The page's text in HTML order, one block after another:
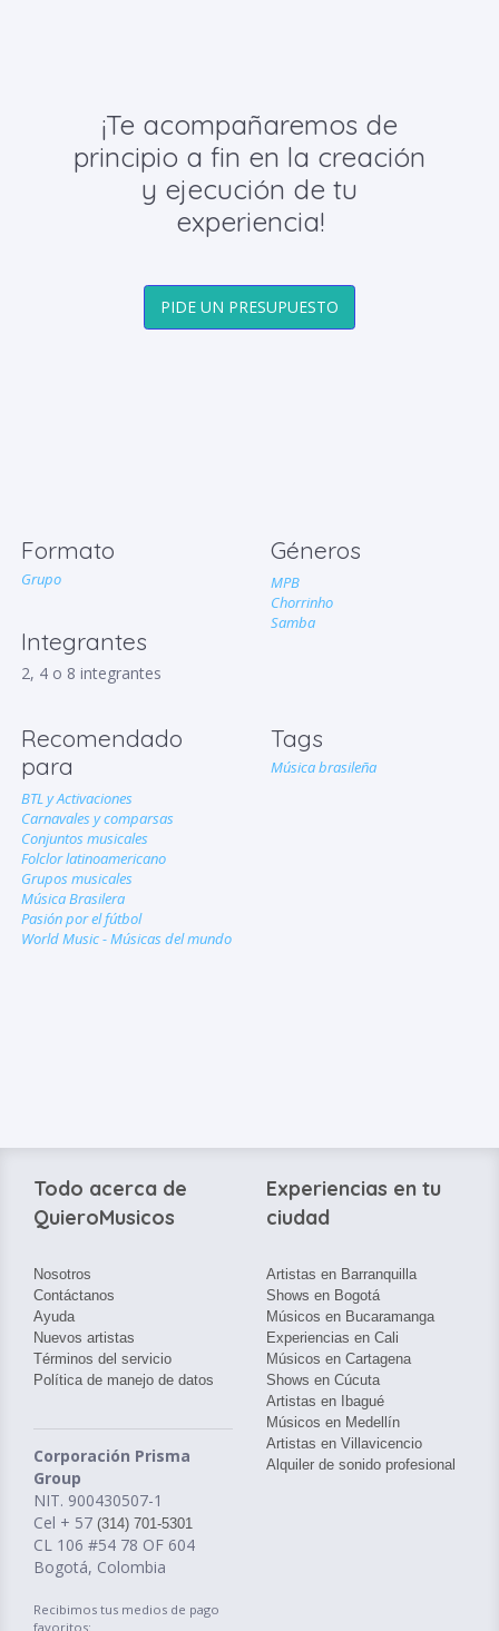
¡Te acompañaremos de
principio a fin en la creación
y ejecución de tu
experiencia!
PIDE UN PRESUPUESTO
Formato
Grupo
Integrantes
2, 4 o 8 integrantes
Géneros
MPB
Chorrinho
Samba
Recomendado
para
BTL y Activaciones
Carnavales y comparsas
Conjuntos musicales
Folclor latinoamericano
Grupos musicales
Música Brasilera
Pasión por el fútbol
World Music - Músicas del mundo
Tags
Música brasileña
Todo acerca de
QuieroMusicos
Nosotros
Contáctanos
Ayuda
Nuevos artistas
Términos del servicio
Política de manejo de datos
Corporación Prisma
Group
NIT. 900430507-1
Cel + 57 (314) 701-5301
CL 106 #54 78 OF 604
Bogotá, Colombia
Recibimos tus medios de pago
favoritos:
Experiencias en tu
ciudad
Artistas en Barranquilla
Shows en Bogotá
Músicos en Bucaramanga
Experiencias en Cali
Músicos en Cartagena
Shows en Cúcuta
Artistas en Ibagué
Músicos en Medellín
Artistas en Villavicencio
Alquiler de sonido profesional